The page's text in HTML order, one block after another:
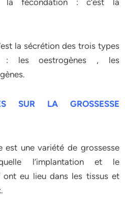
la fécondation : c’est la
la sécrétion des trois types
: les oestrogènes , les
SUR LA GROSSESSE
est une variété de grossesse
l’implantation et le
eu lieu dans les tissus et